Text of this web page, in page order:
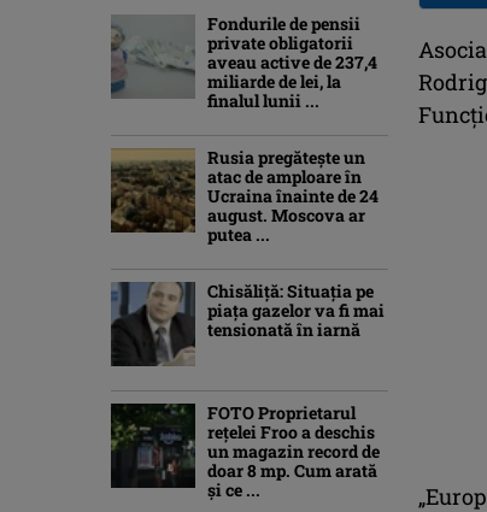
Fondurile de pensii
private obligatorii
aveau active de 237,4
miliarde de lei, la
finalul lunii ...
Rusia pregătește un
atac de amploare în
Ucraina înainte de 24
august. Moscova ar
putea ...
Chisăliţă: Situaţia pe
piaţa gazelor va fi mai
tensionată în iarnă
FOTO Proprietarul
rețelei Froo a deschis
un magazin record de
doar 8 mp. Cum arată
și ce ...